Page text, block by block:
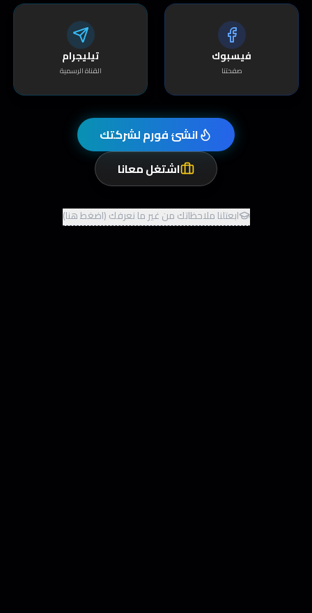
فيسبوك
صفحتنا
تيليجرام
القناة الرسمية
انشئ فورم لشركتك
اشتغل معانا
ابعتلنا ملاحظاتك من غير ما نعرفك (اضغط هنا)